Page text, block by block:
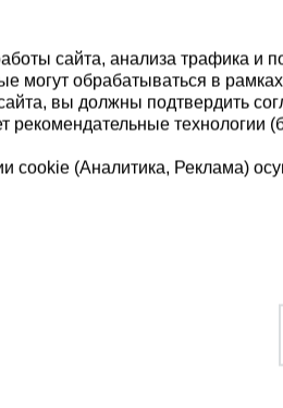
сайта, анализа трафика и
могут обрабатываться в рамках
вы должны подтвердить
рекомендательные
cookie (Аналитика, Реклама)